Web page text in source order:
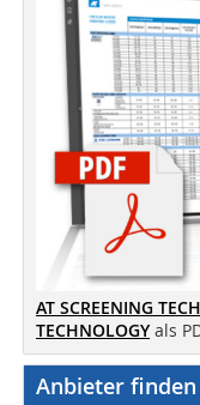
AT SCREENING
TECHNOLOGY als
Anbieter finden